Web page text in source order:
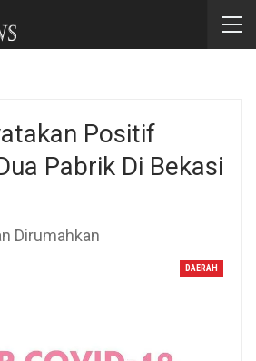
Positif
Pabrik Di Bekasi
Dirumahkan
DAERAH